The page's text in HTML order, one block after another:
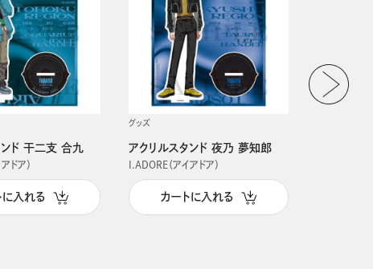
ンド 干二支 合九
ドア）
に入れる
グッズ
アクリルスタンド 夜乃 夢知郎
I.ADORE（アイアドア）
カートに入れる